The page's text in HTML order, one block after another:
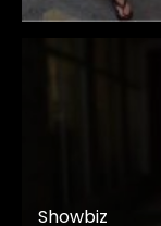
Showbiz